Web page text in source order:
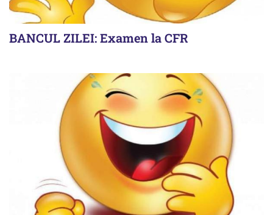
BANCUL ZILEI: Examen la CFR